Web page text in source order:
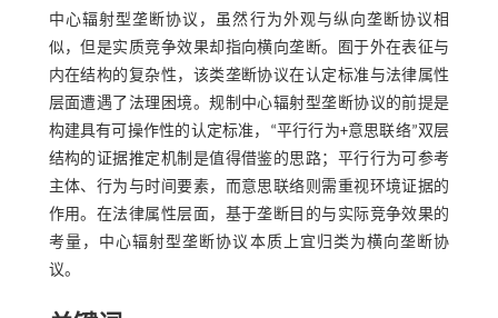
中心辐射型垄断协议，虽然行为外观与纵向垄断协议相
似，但是实质竞争效果却指向横向垄断。囿于外在表征与
内在结构的复杂性，该类垄断协议在认定标准与法律属性
层面遭遇了法理困境。规制中心辐射型垄断协议的前提是
构建具有可操作性的认定标准，“平行行为+意思联络”双层
结构的证据推定机制是值得借鉴的思路；平行行为可参考
主体、行为与时间要素，而意思联络则需重视环境证据的
作用。在法律属性层面，基于垄断目的与实际竞争效果的
考量，中心辐射型垄断协议本质上宜归类为横向垄断协
议。